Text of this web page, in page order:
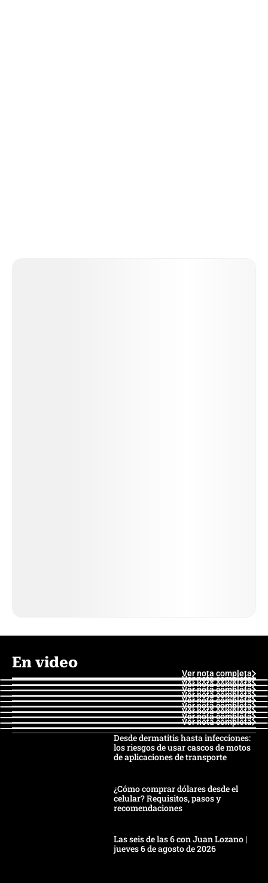
En video
Ver nota completa
Ver nota completa
Ver nota completa
Ver nota completa
Ver nota completa
Ver nota completa
Ver nota completa
Ver nota completa
Ver nota completa
Ver nota completa
Desde dermatitis hasta infecciones:
los riesgos de usar cascos de motos
de aplicaciones de transporte
¿Cómo comprar dólares desde el
celular? Requisitos, pasos y
recomendaciones
Las seis de las 6 con Juan Lozano |
jueves 6 de agosto de 2026